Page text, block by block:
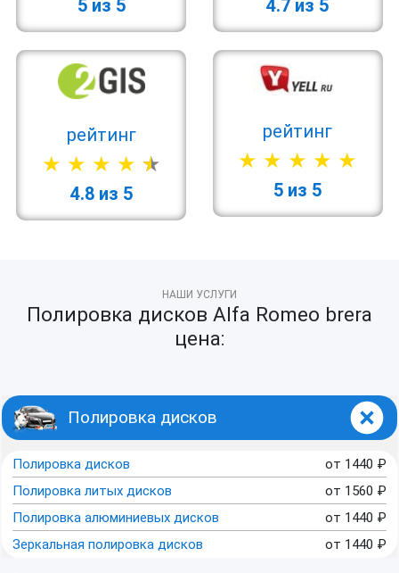
5 из 5 4.7 из 5
рейтинг
4.8 из 5
рейтинг
5 из 5
НАШИ УСЛУГИ
Полировка дисков Alfa Romeo brera
цена:
Полировка дисков
Полировка дисков от 1440 ₽
Полировка литых дисков
от 1560 ₽
Полировка алюминиевых дисков
от 1440 ₽
Зеркальная полировка дисков
от 1440 ₽